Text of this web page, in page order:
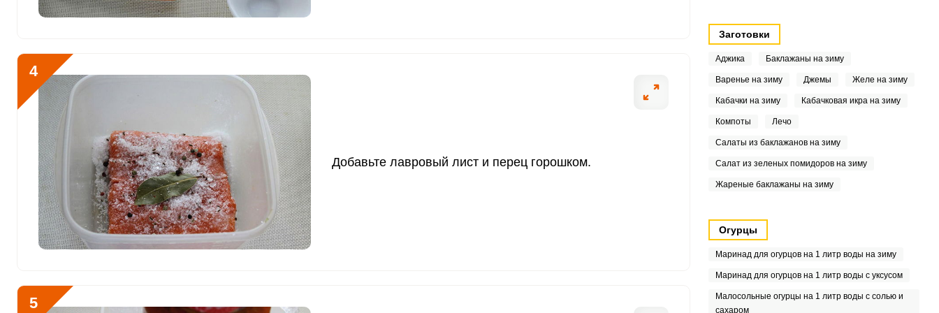
Медь 852.9 мкг
Рубидий
Селен 44.2 мкг
Фтор 1.7 мкг
Хром 0
Цинк 2.8 мг
Бор 0
Ванадий 0
4
Добавьте лавровый лист и перец горошком.
5
Заготовки
Аджика Баклажаны на зиму
Варенье на зиму Джемы Желе на зиму
Кабачки на зиму Кабачковая икра на зиму
Компоты Лечо
Салаты из баклажанов на зиму
Салат из зеленых помидоров на зиму
Жареные баклажаны на зиму
Огурцы
Маринад для огурцов на 1 литр воды на зиму
Маринад для огурцов на 1 литр воды с уксусом
Малосольные огурцы на 1 литр воды с солью и
сахаром